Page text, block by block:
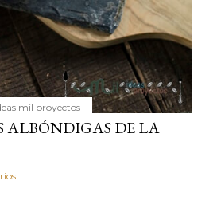
mil proyectos
ALBÓNDIGAS DE LA